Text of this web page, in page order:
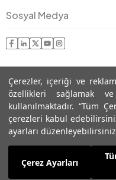
Çerezler, içeriği ve
özellikleri sağlamak
kullanılmaktadır. “Tüm
çerezleri kabul
ayarları
Çerez Ayarları
Sosyal Medya
© 2025 Roman® Tüm